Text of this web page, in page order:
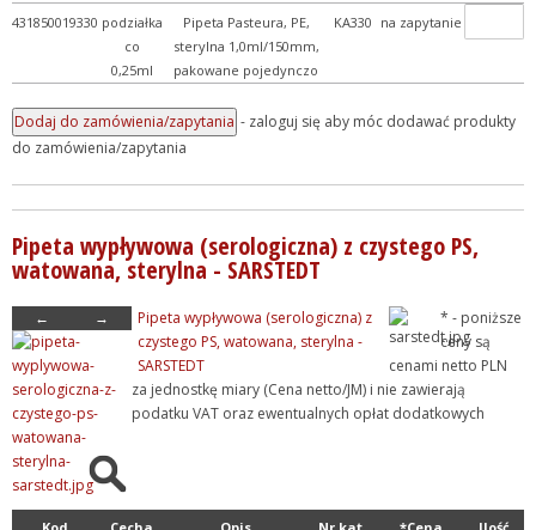
431850019330 podziałka
co
0,25ml
Pipeta Pasteura, PE,
sterylna 1,0ml/150mm,
pakowane pojedynczo
KA330 na zapytanie
- zaloguj się aby móc dodawać produkty
do zamówienia/zapytania
Pipeta wypływowa (serologiczna) z czystego PS,
watowana, sterylna - SARSTEDT
← →
Pipeta wypływowa (serologiczna) z
czystego PS, watowana, sterylna -
SARSTEDT
* - poniższe
ceny są
cenami netto PLN
za jednostkę miary (Cena netto/JM) i nie zawierają
podatku VAT oraz ewentualnych opłat dodatkowych